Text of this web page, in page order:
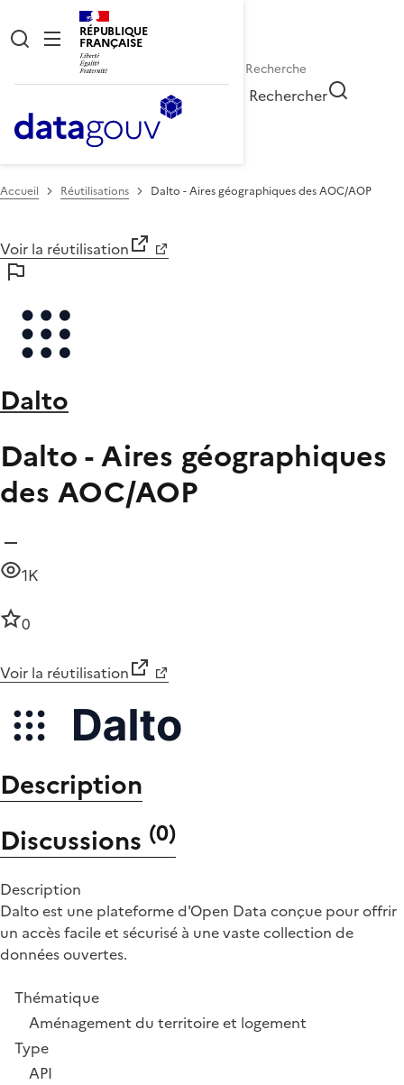
RÉPUBLIQUE
FRANÇAISE
Rechercher
Accueil Réutilisations Dalto - Aires géographiques des AOC/AOP
Voir la réutilisation
Dalto
Dalto - Aires géographiques
des AOC/AOP
1K
0
Voir la réutilisation
Description
Discussions (0)
Description
Dalto est une plateforme d'Open Data conçue pour offrir
un accès facile et sécurisé à une vaste collection de
données ouvertes.
Thématique
Aménagement du territoire et logement
Type
API